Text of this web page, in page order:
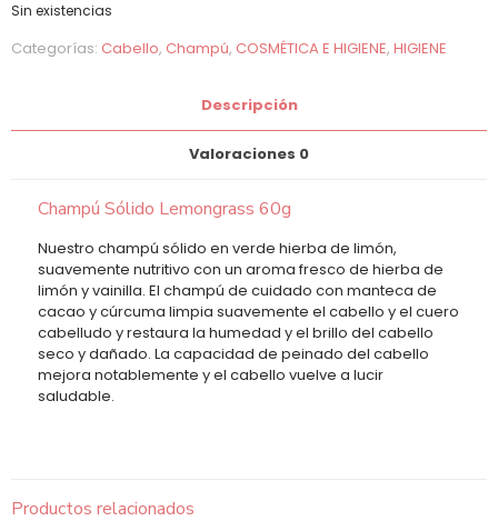
Sin existencias
Categorías: Cabello, Champú, COSMÉTICA E HIGIENE, HIGIENE
Descripción
Valoraciones 0
Champú Sólido Lemongrass 60g
Nuestro champú sólido en verde hierba de limón,
suavemente nutritivo con un aroma fresco de hierba de
limón y vainilla. El champú de cuidado con manteca de
cacao y cúrcuma limpia suavemente el cabello y el cuero
cabelludo y restaura la humedad y el brillo del cabello
seco y dañado. La capacidad de peinado del cabello
mejora notablemente y el cabello vuelve a lucir
saludable.
Productos relacionados